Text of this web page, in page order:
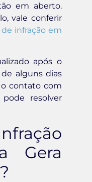
em aberto.
vale conferir
infração em
após o
alguns dias
contato com
resolver
Gera